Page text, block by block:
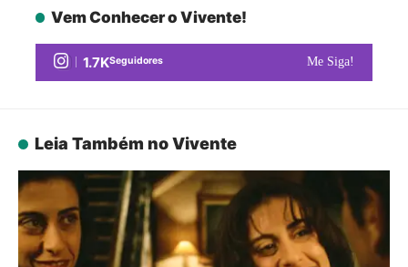
Vem Conhecer o Vivente!
1.7KSeguidores Me Siga!
Leia Também no Vivente